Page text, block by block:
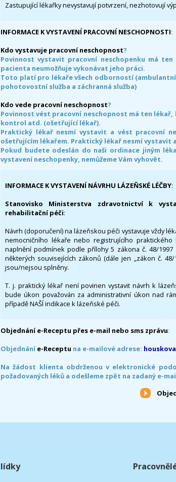
Zastupující lékařky nevystavují potvrzení, nezhotovují
INFORMACE K VYSTAVENÍ PRACOVNÍ NESCHOPNOSTI:
Kdo vystavuje pracovní neschopnost?
Povinnost vystavit pracovní neschopenku má
pacienta neumožňuje vykonávat jeho práci.
Toto platí pro lékaře všech odborností
pohotovostní služba a záchranná služba)
Kdo vede pracovní neschopnost?
Povinnost vést pracovní neschopnost má ten
kontrol atd. (ošetřující lékař).
Praktický lékař nesmí vystavit a vést pracovní
ošetřujícím lékařem. Praktický lékař nesmí
Pokud budete odeslán do naši ordinace jiným
vystavení neschopenky, nemůžeme Vám vyhovět.
INFORMACE K VYSTAVENÍ NÁVRHU LÁZEŇSKÉ LÉČBY:
Stanovisko Ministerstva zdravotnictví k
rehabilitační péči:
Návrh (doporučení) na lázeňskou péči vystavuje vždy
nemocničního lékaře nebo registrujícího
naplnění podmínek podle přílohy 5 zákona č. 48/
některých souvisejících zákonů (dále jen „zákon č.
jsou/nejsou splněny.
T. j. praktický lékař není povinen vystavit návrh k
bude úkon považován za administrativní úkon nad
případě NAŠÍ indikace k lázeňské péči.
Objednání e-Receptu přes e-mail nebo sms zprávu:
Objednáníe-Receptu na e-mailové adrese:
Na žádost klienta obdrženou v elektronické
požadovaných léků a odešleme zpět na zadaný e-